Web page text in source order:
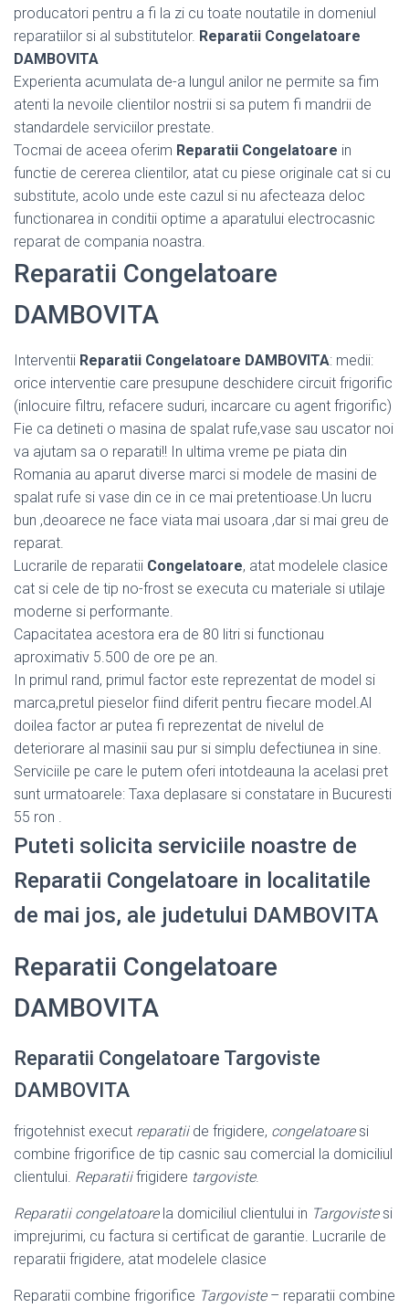
producatori pentru a fi la zi cu toate noutatile in domeniul
reparatiilor si al substitutelor. Reparatii Congelatoare
DAMBOVITA
Experienta acumulata de-a lungul anilor ne permite sa fim
atenti la nevoile clientilor nostrii si sa putem fi mandrii de
standardele serviciilor prestate.
Tocmai de aceea oferim Reparatii Congelatoare in
functie de cererea clientilor, atat cu piese originale cat si cu
substitute, acolo unde este cazul si nu afecteaza deloc
functionarea in conditii optime a aparatului electrocasnic
reparat de compania noastra.
Reparatii Congelatoare
DAMBOVITA
Interventii Reparatii Congelatoare DAMBOVITA: medii:
orice interventie care presupune deschidere circuit frigorific
(inlocuire filtru, refacere suduri, incarcare cu agent frigorific)
Fie ca detineti o masina de spalat rufe,vase sau uscator noi
va ajutam sa o reparati!! In ultima vreme pe piata din
Romania au aparut diverse marci si modele de masini de
spalat rufe si vase din ce in ce mai pretentioase.Un lucru
bun ,deoarece ne face viata mai usoara ,dar si mai greu de
reparat.
Lucrarile de reparatii Congelatoare, atat modelele clasice
cat si cele de tip no-frost se executa cu materiale si utilaje
moderne si performante.
Capacitatea acestora era de 80 litri si functionau
aproximativ 5.500 de ore pe an.
In primul rand, primul factor este reprezentat de model si
marca,pretul pieselor fiind diferit pentru fiecare model.Al
doilea factor ar putea fi reprezentat de nivelul de
deteriorare al masinii sau pur si simplu defectiunea in sine.
Serviciile pe care le putem oferi intotdeauna la acelasi pret
sunt urmatoarele: Taxa deplasare si constatare in Bucuresti
55 ron .
Puteti solicita serviciile noastre de
Reparatii Congelatoare in localitatile
de mai jos, ale judetului DAMBOVITA
Reparatii Congelatoare
DAMBOVITA
Reparatii Congelatoare Targoviste
DAMBOVITA
frigotehnist execut reparatiide frigidere, congelatoaresi
combine frigorifice de tip casnic sau comercial la domiciliul
clientului. Reparatiifrigidere targoviste.
Reparatii congelatoarela domiciliul clientului in Targovistesi
imprejurimi, cu factura si certificat de garantie. Lucrarile de
reparatii frigidere, atat modelele clasice
Reparatii combine frigorifice Targoviste– reparatii combine